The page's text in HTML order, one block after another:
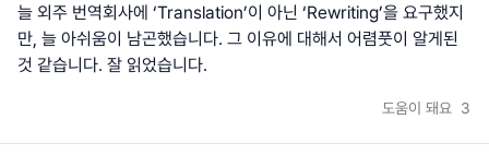
늘 외주 번역회사에 ‘Translation’이 아닌 ‘Rewriting’을 요구했지
만, 늘 아쉬움이 남곤했습니다. 그 이유에 대해서 어렴풋이 알게된
것 같습니다. 잘 읽었습니다.
도움이 돼요 3